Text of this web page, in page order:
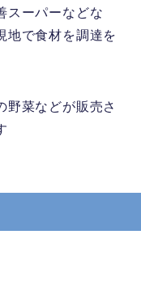
スーパーなどな
地で食材を調達を
野菜などが販売さ